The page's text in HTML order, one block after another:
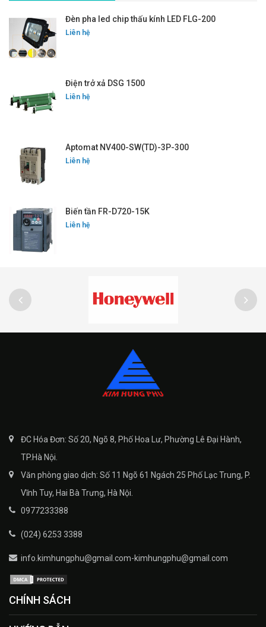
Đèn pha led chip thấu kính LED FLG-200
Liên hệ
Điện trở xả DSG 1500
Liên hệ
Aptomat NV400-SW(TD)-3P-300
Liên hệ
Biến tần FR-D720-15K
Liên hệ
ĐC Hóa Đơn: Số 20, Ngõ 8, Phố Hoa Lư, Phường Lê Đại Hành,
TP.Hà Nội.
Văn phòng giao dịch: Số 11 Ngõ 61 Ngách 25 Phố Lạc Trung, P.
Vĩnh Tuy, Hai Bà Trưng, Hà Nội.
0977233388
(024) 6253 3388
info.kimhungphu@gmail.com-kimhungphu@gmail.com
CHÍNH SÁCH